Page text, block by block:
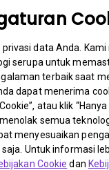
data Anda.
serupa untuk
terbaik saat
dapat menerima
atau klik
semua
menyesuaikan
Untuk informasi
Cookie dan
driver